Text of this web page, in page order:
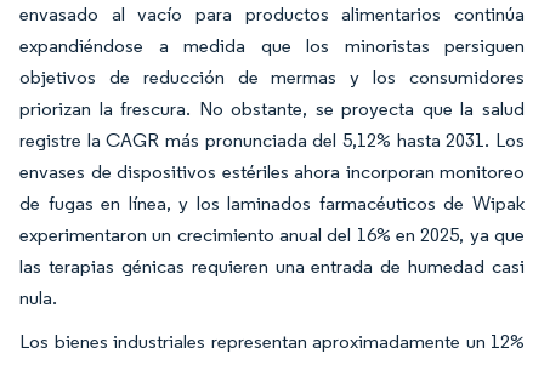
envasado al vacío para productos alimentarios continúa
expandiéndose a medida que los minoristas persiguen
objetivos de reducción de mermas y los consumidores
priorizan la frescura. No obstante, se proyecta que la salud
registre la CAGR más pronunciada del 5,12% hasta 2031. Los
envases de dispositivos estériles ahora incorporan monitoreo
de fugas en línea, y los laminados farmacéuticos de Wipak
experimentaron un crecimiento anual del 16% en 2025, ya que
las terapias génicas requieren una entrada de humedad casi
nula.
Los bienes industriales representan aproximadamente un 12%